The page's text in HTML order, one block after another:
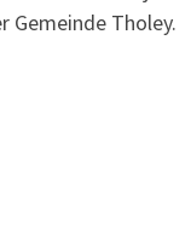
Gemeinde Tholey.